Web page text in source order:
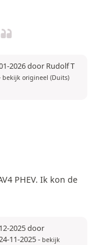
2026 door Rudolf T
bekijk origineel (Duits)
PHEV. Ik kon de
2025 door
11-2025- bekijk